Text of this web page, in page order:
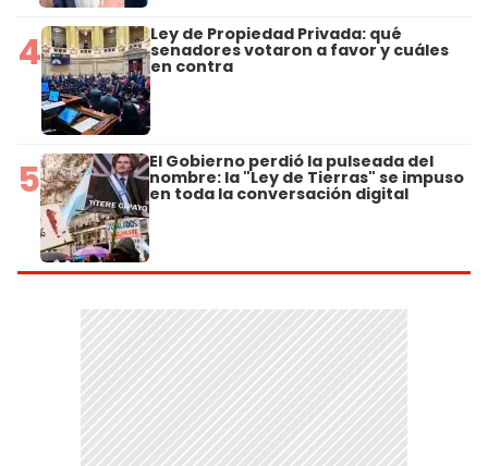
4 Ley de Propiedad Privada: qué
senadores votaron a favor y cuáles
en contra
5 El Gobierno perdió la pulseada del
nombre: la "Ley de Tierras" se impuso
en toda la conversación digital